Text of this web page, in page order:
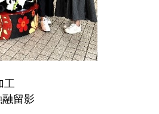
單數碼加工
留影